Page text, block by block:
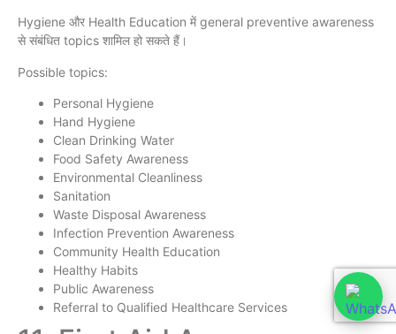
Hygiene और Health Education में general preventive awareness
से संबंधित topics शामिल हो सकते हैं।
Possible topics:
Personal Hygiene
Hand Hygiene
Clean Drinking Water
Food Safety Awareness
Environmental Cleanliness
Sanitation
Waste Disposal Awareness
Infection Prevention Awareness
Community Health Education
Healthy Habits
Public Awareness
Referral to Qualified Healthcare Services